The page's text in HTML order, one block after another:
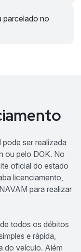
parcelado no
ser realizada
ou pelo DOK. No
oficial do estado
licenciamento,
para realizar
de todos os débitos
e rápida,
do veículo. Além